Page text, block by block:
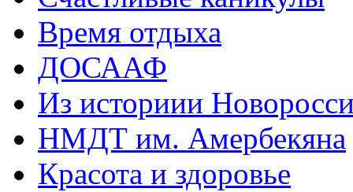
Время отдыха
ДОСААФ
Из историии
НМДТ им. Амербекяна
Красота и здоровье